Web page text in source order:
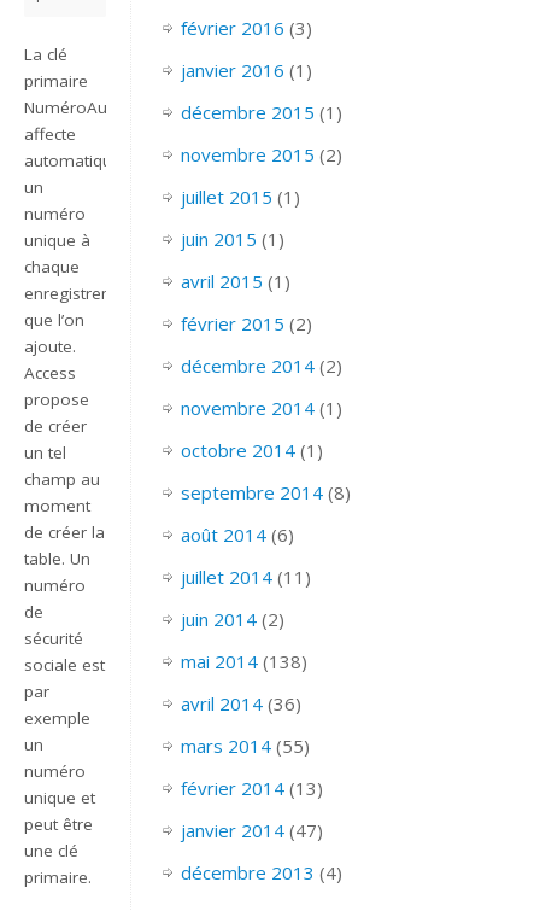
La clé
primaire
NuméroAuto
affecte
automatiquement
un
numéro
unique à
chaque
enregistrement
que l’on
ajoute.
Access
propose
de créer
un tel
champ au
moment
de créer la
table. Un
numéro
de
sécurité
sociale est
par
exemple
un
numéro
unique et
peut être
une clé
primaire.
février 2016 (3)
janvier 2016 (1)
décembre 2015 (1)
novembre 2015 (2)
juillet 2015 (1)
juin 2015 (1)
avril 2015 (1)
février 2015 (2)
décembre 2014(2)
novembre 2014(1)
octobre 2014(1)
septembre 2014(8)
août 2014(6)
juillet 2014(11)
juin 2014(2)
mai 2014(138)
avril 2014(36)
mars 2014(55)
février 2014(13)
janvier 2014(47)
décembre 2013 (4)